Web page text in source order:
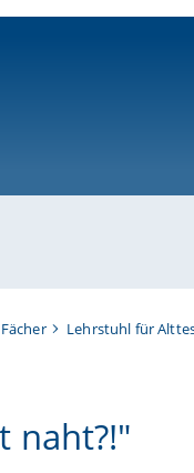
Lehrstuhl für
naht?!"